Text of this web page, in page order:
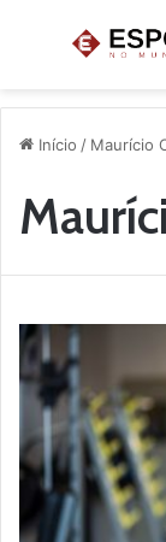
Menu
Início / Maurício